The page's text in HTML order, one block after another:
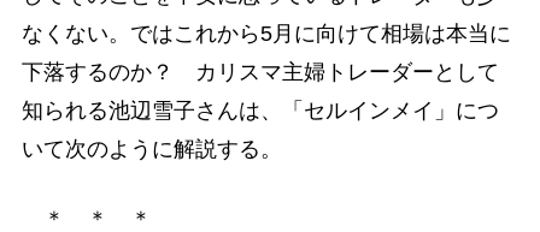
なくない。ではこれから5月に向けて相場は本当に
下落するのか？ カリスマ主婦トレーダーとして
知られる池辺雪子さんは、「セルインメイ」につ
いて次のように解説する。
＊ ＊ ＊